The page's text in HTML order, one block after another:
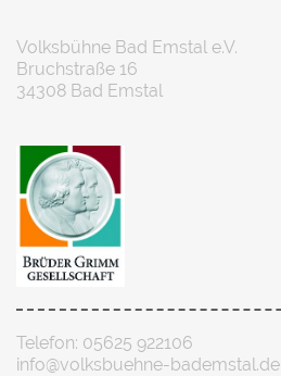
Volksbühne Bad Emstal e.V.
Bruchstraße 16
34308 Bad Emstal
Telefon: 05625 922106
info@volksbuehne-bademstal.de